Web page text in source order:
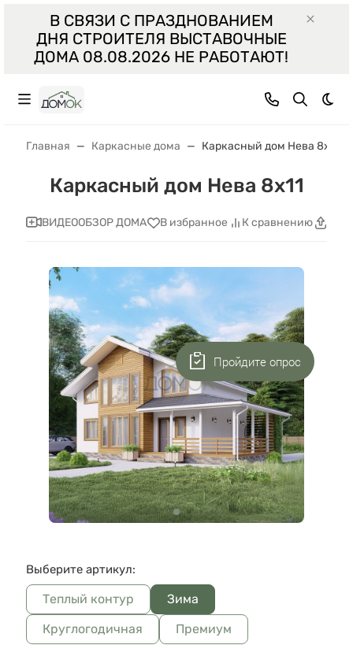
В СВЯЗИ С ПРАЗДНОВАНИЕМ
ДНЯ СТРОИТЕЛЯ ВЫСТАВОЧНЫЕ
ДОМА 08.08.2026 НЕ РАБОТАЮТ!
Главная Каркасные дома Каркасный дом Нева 8x11
Каркасный дом Нева 8x11
ВИДЕООБЗОР ДОМА В избранное К сравнению
Выберите артикул:
Теплый контур
Зима
Круглогодичная
Премиум
Пройдите опрос